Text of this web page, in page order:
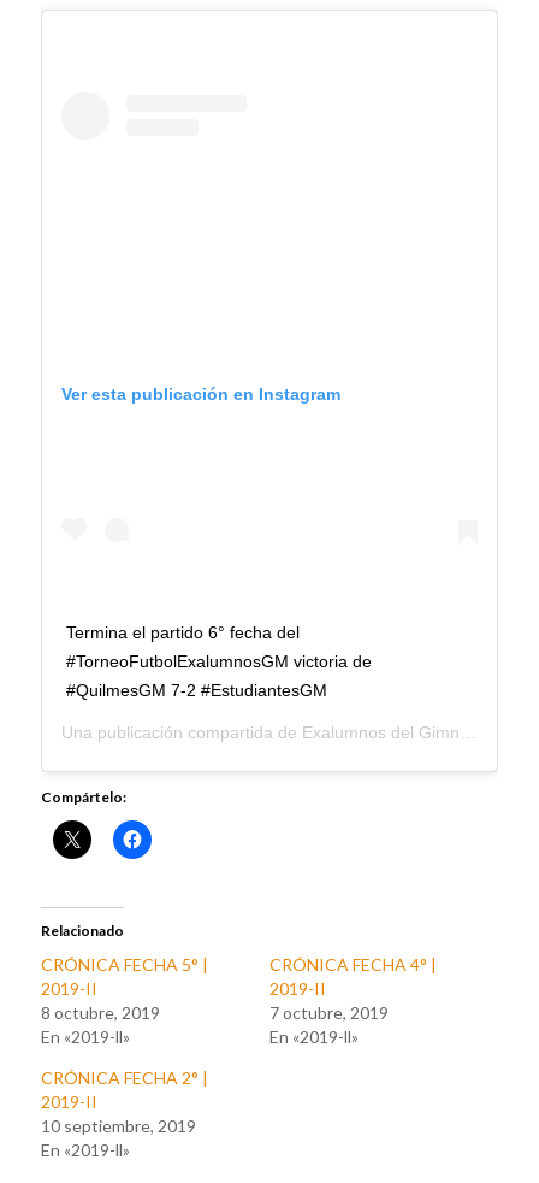
Ver esta publicación en Instagram
Termina el partido 6° fecha del
#TorneoFutbolExalumnosGM victoria de
#QuilmesGM 7-2 #EstudiantesGM
Una publicación compartida de Exalumnos del Gimnasio Moderno
Compártelo:
Relacionado
CRÓNICA FECHA 5° |
2019-II
8 octubre, 2019
En «2019-ll»
CRÓNICA FECHA 4° |
2019-II
7 octubre, 2019
En «2019-ll»
CRÓNICA FECHA 2° |
2019-II
10 septiembre, 2019
En «2019-ll»